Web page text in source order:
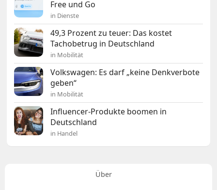
Free und Go
in Dienste
49,3 Prozent zu teuer: Das kostet
Tachobetrug in Deutschland
in Mobilität
Volkswagen: Es darf „keine Denkverbote
geben“
in Mobilität
Influencer-Produkte boomen in
Deutschland
in Handel
Über